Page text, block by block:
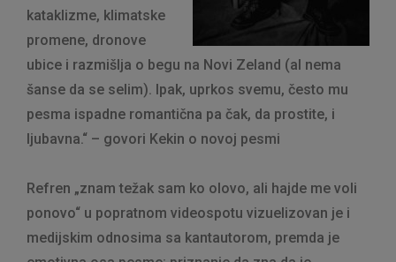
kataklizme, klimatske
promene, dronove
ubice i razmišlja o begu na Novi Zeland (al nema
šanse da se selim). Ipak, uprkos svemu, često mu
pesma ispadne romantična pa čak, da prostite, i
ljubavna.“ – govori Kekin o novoj pesmi
Refren „znam težak sam ko olovo, ali hajde me voli
ponovo“ u popratnom videospotu vizuelizovan je i
medijskim odnosima sa kantautorom, premda je